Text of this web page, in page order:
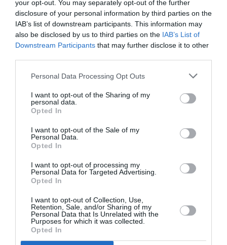
your opt-out. You may separately opt-out of the further
disclosure of your personal information by third parties on the
IAB’s list of downstream participants. This information may
also be disclosed by us to third parties on the IAB’s List of
Downstream Participants that may further disclose it to other
Personal Data Processing Opt Outs
I want to opt-out of the Sharing of my
personal data.
Opted In
I want to opt-out of the Sale of my
Personal Data.
Opted In
I want to opt-out of processing my
Personal Data for Targeted Advertising.
Opted In
I want to opt-out of Collection, Use,
Retention, Sale, and/or Sharing of my
Personal Data that Is Unrelated with the
Purposes for which it was collected.
Opted In
Copaa commenté l'article :
Pointe‑à‑Pitre – Panama City : Air France ouvre un pont
aérien vers l’Amérique latine
histoire de l'aviation
CIEL : ROGER SOMMER
FAIT ENCORE